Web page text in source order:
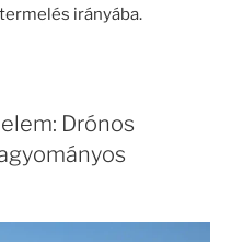
irányába.
Drónos